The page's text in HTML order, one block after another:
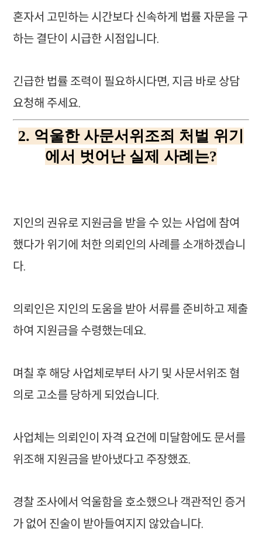
혼자서 고민하는 시간보다 신속하게 법률 자문을 구
하는 결단이 시급한 시점입니다.
긴급한 법률 조력이 필요하시다면, 지금 바로 상담
요청해 주세요.
2. 억울한 사문서위조죄 처벌 위기
에서 벗어난 실제 사례는?
지인의 권유로 지원금을 받을 수 있는 사업에 참여
했다가 위기에 처한 의뢰인의 사례를 소개하겠습니
다.
의뢰인은 지인의 도움을 받아 서류를 준비하고 제출
하여 지원금을 수령했는데요.
며칠 후 해당 사업체로부터 사기 및 사문서위조 혐
의로 고소를 당하게 되었습니다.
사업체는 의뢰인이 자격 요건에 미달함에도 문서를
위조해 지원금을 받아냈다고 주장했죠.
경찰 조사에서 억울함을 호소했으나 객관적인 증거
가 없어 진술이 받아들여지지 않았습니다.